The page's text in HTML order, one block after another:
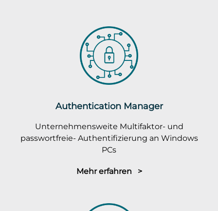
Authentication Manager
Unternehmensweite Multifaktor- und
passwortfreie- Authentifizierung an Windows
PCs
Mehr erfahren >